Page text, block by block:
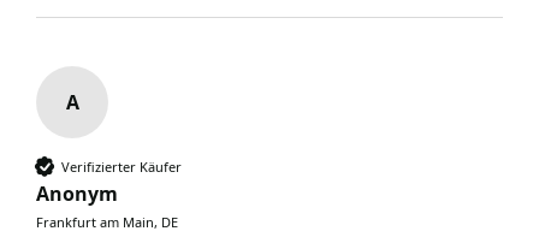
A
Verifizierter Käufer
Anonym
Frankfurt am Main, DE